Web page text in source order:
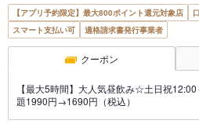
【アプリ予約限定】最大800ポイント還元対象店
スマート支払い可
適格請求書発行事業者
クーポン
【最大5時間】大人気昼飲み☆土日祝
題1990円→1690円（税込）